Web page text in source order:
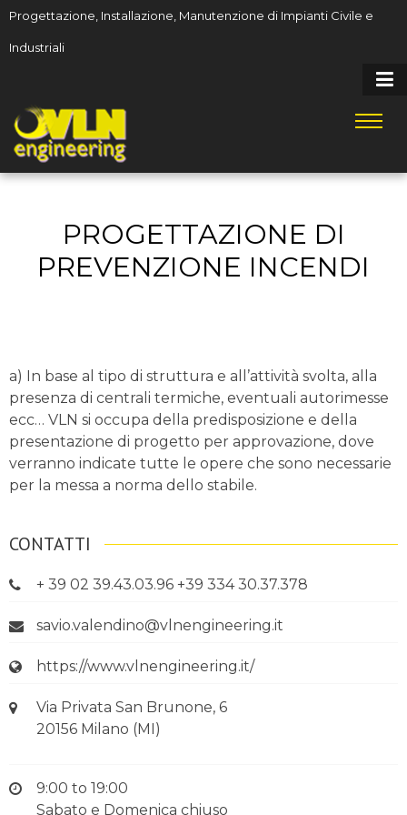
Progettazione, Installazione, Manutenzione di Impianti Civile e
Industriali
PROGETTAZIONE DI
PREVENZIONE INCENDI
a) In base al tipo di struttura e all’attività svolta, alla
presenza di centrali termiche, eventuali autorimesse
ecc… VLN si occupa della predisposizione e della
presentazione di progetto per approvazione, dove
verranno indicate tutte le opere che sono necessarie
per la messa a norma dello stabile.
CONTATTI
+ 39 02 39.43.03.96 +39 334 30.37.378
savio.valendino@vlnengineering.it
https://www.vlnengineering.it/
Via Privata San Brunone, 6
20156 Milano (MI)
9:00 to 19:00
Sabato e Domenica chiuso